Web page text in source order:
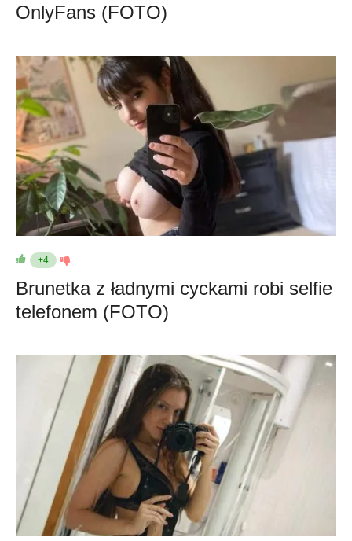
OnlyFans (FOTO)
+4
Brunetka z ładnymi cyckami robi selfie
telefonem (FOTO)